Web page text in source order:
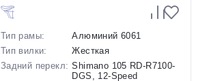
Тип рамы:
Алюминий 6061
Тип вилки:
Жесткая
Задний перекл: Shimano 105 RD-R7100-
DGS, 12-Speed